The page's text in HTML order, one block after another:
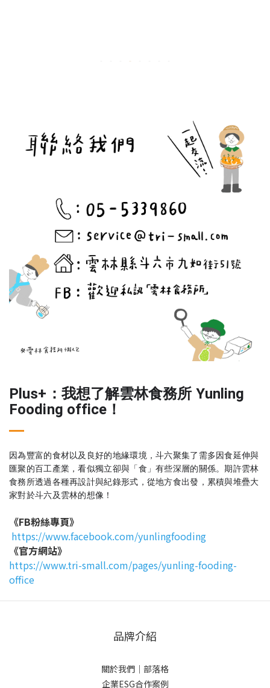
Plus+：我想了解雲林食務所 Yunling
Fooding office！
因為豐富的食材以及良好的地緣環境，斗六聚集了需多因食延伸與
匯聚的百工產業，看似獨立卻與「食」有些深層的關係。期許雲林
食務所透過各種再設計與紀錄形式，從地方食出發，累積與堆疊大
家對於斗六及雲林的想像！
《FB粉絲專頁》
https://www.facebook.com/yunlingfooding
《官方網站》
https://www.tri-small.com/pages/yunling-fooding-
office
品牌介紹
關於我們 ｜ 部落格
企業ESG合作案例